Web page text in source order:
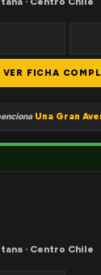
VER FICHA
Una Gran
· Centro Chile